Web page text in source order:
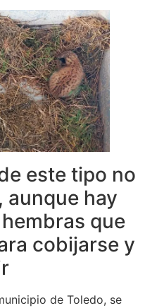
este tipo no
aunque hay
que
cobijarse y
de Toledo, se